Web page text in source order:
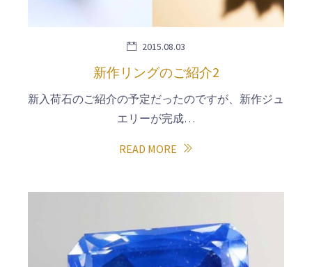
2015.08.03
新作リングのご紹介2
新入荷石のご紹介の予定だったのですが、新作ジュ
エリーが完成…
READ MORE